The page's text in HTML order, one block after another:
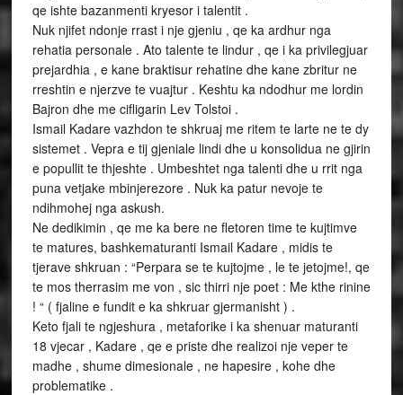
qe ishte bazanmenti kryesor i talentit .
Nuk njifet ndonje rrast i nje gjeniu , qe ka ardhur nga
rehatia personale . Ato talente te lindur , qe i ka privilegjuar
prejardhia , e kane braktisur rehatine dhe kane zbritur ne
rreshtin e njerzve te vuajtur . Keshtu ka ndodhur me lordin
Bajron dhe me cifligarin Lev Tolstoi .
Ismail Kadare vazhdon te shkruaj me ritem te larte ne te dy
sistemet . Vepra e tij gjeniale lindi dhe u konsolidua ne gjirin
e popullit te thjeshte . Umbeshtet nga talenti dhe u rrit nga
puna vetjake mbinjerezore . Nuk ka patur nevoje te
ndihmohej nga askush.
Ne dedikimin , qe me ka bere ne fletoren time te kujtimve
te matures, bashkematuranti Ismail Kadare , midis te
tjerave shkruan : “Perpara se te kujtojme , le te jetojme!, qe
te mos therrasim me von , sic thirri nje poet : Me kthe rinine
! “ ( fjaline e fundit e ka shkruar gjermanisht ) .
Keto fjali te ngjeshura , metaforike i ka shenuar maturanti
18 vjecar , Kadare , qe e priste dhe realizoi nje veper te
madhe , shume dimesionale , ne hapesire , kohe dhe
problematike .